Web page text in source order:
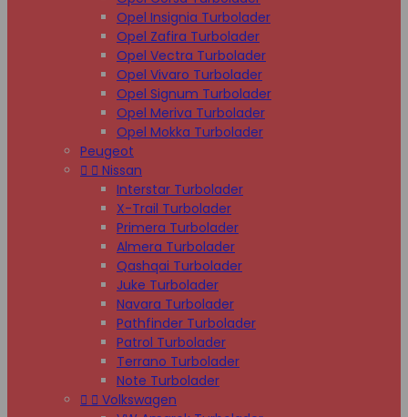
Opel Insignia Turbolader
Opel Zafira Turbolader
Opel Vectra Turbolader
Opel Vivaro Turbolader
Opel Signum Turbolader
Opel Meriva Turbolader
Opel Mokka Turbolader
Peugeot
  Nissan
Interstar Turbolader
X-Trail Turbolader
Primera Turbolader
Almera Turbolader
Qashqai Turbolader
Juke Turbolader
Navara Turbolader
Pathfinder Turbolader
Patrol Turbolader
Terrano Turbolader
Note Turbolader
  Volkswagen